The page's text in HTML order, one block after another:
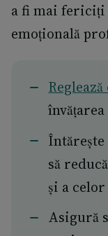
a fi mai fericiți
emoțională
să
și a
Asigură